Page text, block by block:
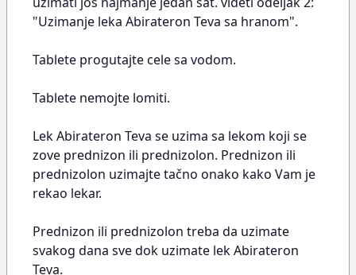
"Uzimanje leka Abirateron Teva sa hranom".
Tablete progutajte cele sa vodom.
Tablete nemojte lomiti.
Lek Abirateron Teva se uzima sa lekom koji se
zove prednizon ili prednizolon. Prednizon ili
prednizolon uzimajte tačno onako kako Vam je
rekao lekar.
Prednizon ili prednizolon treba da uzimate
svakog dana sve dok uzimate lek Abirateron
Teva.